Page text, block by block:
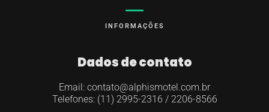
INFORMAÇÕES
Dados de contato
Email: contato@alphismotel.com.br
Telefones: (11) 2995-2316 / 2206-8566